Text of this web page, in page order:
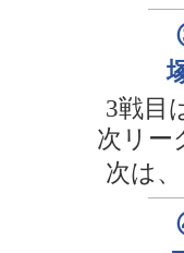
3戦目
次リー
次は